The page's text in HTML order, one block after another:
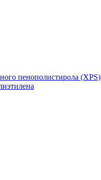
пенополистирола (XPS)